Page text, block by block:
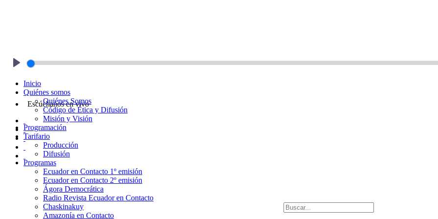
Escúchanos en vivo
Inicio
Quiénes somos
Quiénes Somos
Código de Ética y Difusión
Misión y Visión
Programación
Tarifario
Producción
Difusión
Programas
Ecuador en Contacto 1º emisión
Ecuador en Contacto 2º emisión
Ágora Democrática
Radio Revista Ecuador en Contacto
Chaskinakuy
Amazonía en Contacto